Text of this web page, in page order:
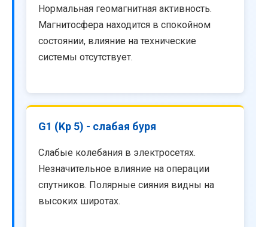
Нормальная геомагнитная активность.
Магнитосфера находится в спокойном
состоянии, влияние на технические
системы отсутствует.
G1 (Kp 5) - слабая буря
Слабые колебания в электросетях.
Незначительное влияние на операции
спутников. Полярные сияния видны на
высоких широтах.